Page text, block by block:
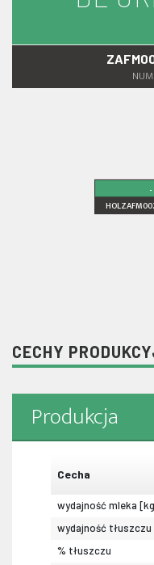
-
CECHY
Produkcja
Cecha
wydajność mleka
wydajność
% tłuszczu